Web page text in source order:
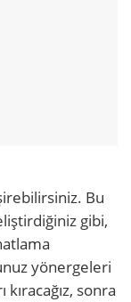
Bu
gibi,
yönergeleri
sonra